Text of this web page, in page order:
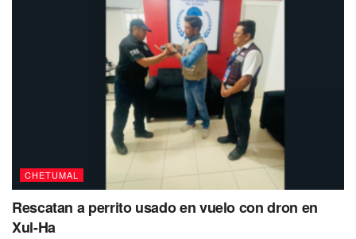
CHETUMAL
Rescatan a perrito usado en vuelo con dron en
Xul-Ha